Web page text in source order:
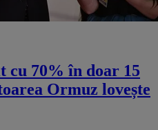
cu 70% în doar 15
Ormuz lovește